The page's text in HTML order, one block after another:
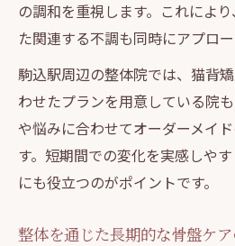
の調和を重視します。これによ
た関連する不調も同時にアプロー
駒込駅周辺の整体院では、猫背
わせたプランを用意している院
や悩みに合わせてオーダーメイ
す。短期間での変化を実感しや
にも役立つのがポイントです。
整体を通じた長期的な骨盤ケ